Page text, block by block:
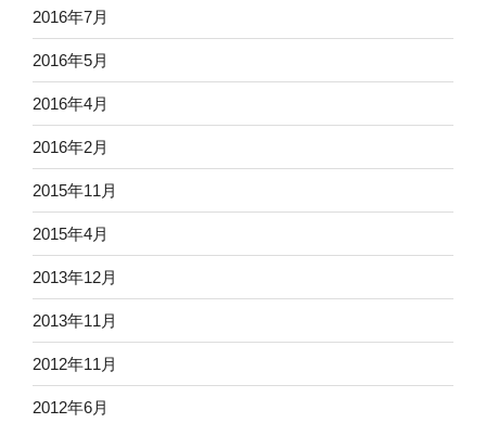
2016年7月
2016年5月
2016年4月
2016年2月
2015年11月
2015年4月
2013年12月
2013年11月
2012年11月
2012年6月